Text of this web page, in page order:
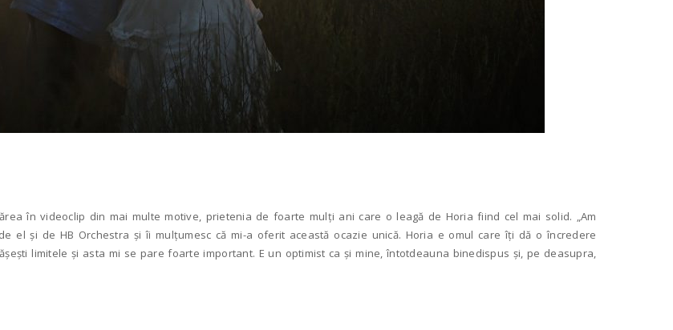
în videoclip din mai multe motive, prietenia de foarte mulți ani care o leagă de Horia fiind cel mai solid. „Am
el și de HB Orchestra și îi mulțumesc că mi-a oferit această ocazie unică. Horia e omul care îți dă o încredere
limitele și asta mi se pare foarte important. E un optimist ca și mine, întotdeauna binedispus și, pe deasupra,